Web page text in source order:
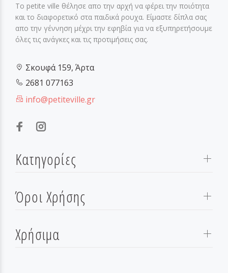
Το petite ville θέλησε απο την αρχή να φέρει την ποιότητα
και το διαφορετικό στα παιδικά ρουχα. Είμαστε δίπλα σας
απο την γέννηση μέχρι την εφηβία για να εξυπηρετήσουμε
όλες τις ανάγκες και τις προτιμήσεις σας.
Σκουφά 159, Άρτα
2681 077163
info@petiteville.gr
Κατηγορίες
Όροι Χρήσης
Χρήσιμα